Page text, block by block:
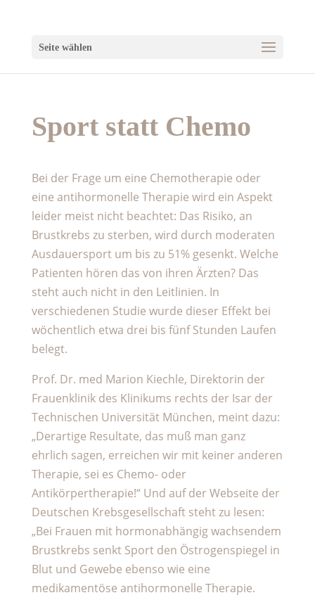
Seite wählen
Sport statt Chemo
Bei der Frage um eine Chemotherapie oder
eine antihormonelle Therapie wird ein Aspekt
leider meist nicht beachtet: Das Risiko, an
Brustkrebs zu sterben, wird durch moderaten
Ausdauersport um bis zu 51% gesenkt. Welche
Patienten hören das von ihren Ärzten? Das
steht auch nicht in den Leitlinien. In
verschiedenen Studie wurde dieser Effekt bei
wöchentlich etwa drei bis fünf Stunden Laufen
belegt.
Prof. Dr. med Marion Kiechle, Direktorin der
Frauenklinik des Klinikums rechts der Isar der
Technischen Universität München, meint dazu:
„Derartige Resultate, das muß man ganz
ehrlich sagen, erreichen wir mit keiner anderen
Therapie, sei es Chemo- oder
Antikörpertherapie!“ Und auf der Webseite der
Deutschen Krebsgesellschaft steht zu lesen:
„Bei Frauen mit hormonabhängig wachsendem
Brustkrebs senkt Sport den Östrogenspiegel in
Blut und Gewebe ebenso wie eine
medikamentöse antihormonelle Therapie.